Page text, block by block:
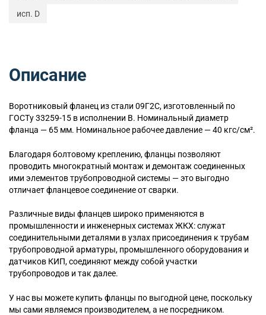
исп. D
Описание
Воротниковый фланец из стали 09Г2С, изготовленный по
ГОСТу 33259-15 в исполнении B. Номинальный диаметр
фланца — 65 мм. Номинальное рабочее давление — 40 кгс/см².
Благодаря болтовому креплению, фланцы позволяют
проводить многократный монтаж и демонтаж соединенных
ими элементов трубопроводной системы — это выгодно
отличает фланцевое соединение от сварки.
Различные виды фланцев широко применяются в
промышленности и инженерных системах ЖКХ: служат
соединительными деталями в узлах присоединения к трубам
трубопроводной арматуры, промышленного оборудования и
датчиков КИП, соединяют между собой участки
трубопроводов и так далее.
У нас вы можете купить фланцы по выгодной цене, поскольку
мы сами являемся производителем, а не посредником.